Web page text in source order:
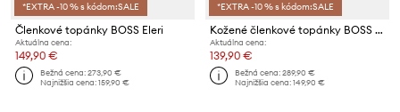
*EXTRA -10 % s kódom:SALE
Členkové topánky BOSS Eleri
Aktuálna cena:
149,90 €
Bežná cena:273,90 €
Najnižšia cena:159,90 €
*EXTRA -10 % s kódom:SALE
Kožené členkové topánky BOSS Niara
Aktuálna cena:
139,90 €
Bežná cena:289,90 €
Najnižšia cena:149,90 €